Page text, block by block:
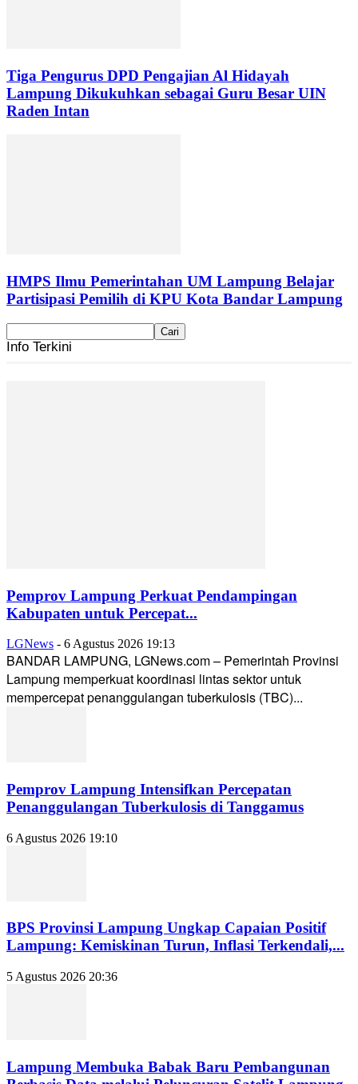
Tiga Pengurus DPD Pengajian Al Hidayah
Lampung Dikukuhkan sebagai Guru Besar UIN
Raden Intan
HMPS Ilmu Pemerintahan UM Lampung Belajar
Partisipasi Pemilih di KPU Kota Bandar Lampung
Info Terkini
Pemprov Lampung Perkuat Pendampingan
Kabupaten untuk Percepat...
LGNews - 6 Agustus 2026 19:13
BANDAR LAMPUNG, LGNews.com – Pemerintah Provinsi
Lampung memperkuat koordinasi lintas sektor untuk
mempercepat penanggulangan tuberkulosis (TBC)...
Pemprov Lampung Intensifkan Percepatan
Penanggulangan Tuberkulosis di Tanggamus
6 Agustus 2026 19:10
BPS Provinsi Lampung Ungkap Capaian Positif
Lampung: Kemiskinan Turun, Inflasi Terkendali,...
5 Agustus 2026 20:36
Lampung Membuka Babak Baru Pembangunan